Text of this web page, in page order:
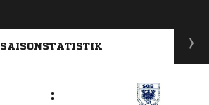
SAISONSTATISTIK
: